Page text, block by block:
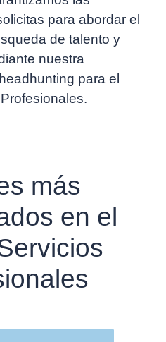
para abordar el
de talento y
nuestra
para el
más
en el